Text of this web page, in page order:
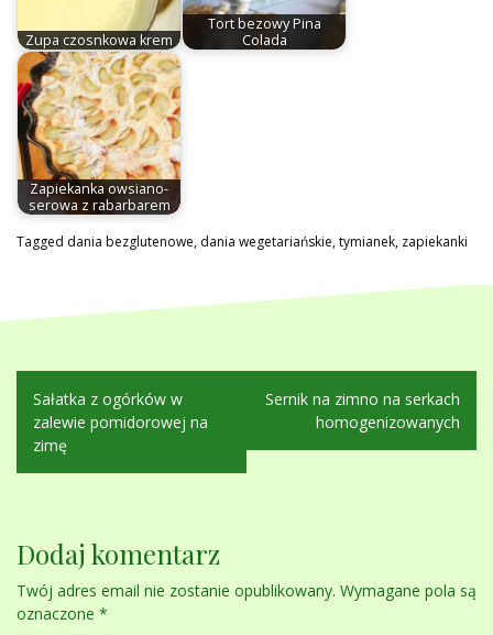
Zupa czosnkowa krem
Tort bezowy Pina
Colada
Zapiekanka owsiano-
serowa z rabarbarem
Tagged dania bezglutenowe, dania wegetariańskie,tymianek, zapiekanki
Nawigacja
wpisu
Sałatka z ogórków w
zalewie pomidorowej na
zimę
Sernik na zimno na serkach
homogenizowanych
Dodaj komentarz
Twój adres email nie zostanie opublikowany. Wymagane pola są
oznaczone *